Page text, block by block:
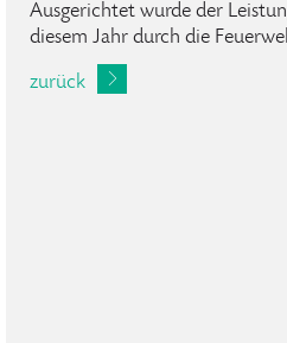
Ausgerichtet wurde der
diesem Jahr durch die
zurück